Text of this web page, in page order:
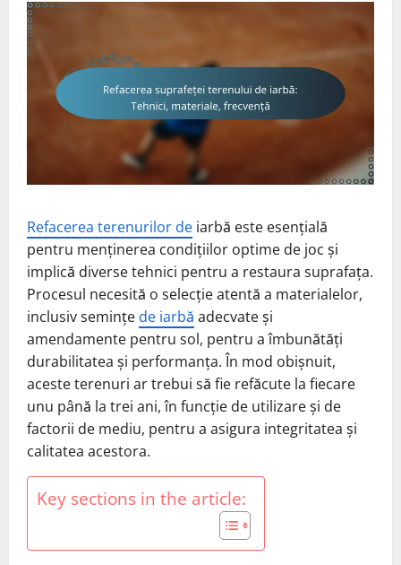
Refacerea terenurilor de iarbă este esențială
pentru menținerea condițiilor optime de joc și
implică diverse tehnici pentru a restaura suprafața.
Procesul necesită o selecție atentă a materialelor,
inclusiv semințe de iarbă adecvate și
amendamente pentru sol, pentru a îmbunătăți
durabilitatea și performanța. În mod obișnuit,
aceste terenuri ar trebui să fie refăcute la fiecare
unu până la trei ani, în funcție de utilizare și de
factorii de mediu, pentru a asigura integritatea și
calitatea acestora.
Key sections in the article: